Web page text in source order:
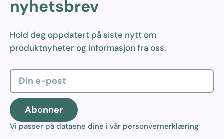
nyhetsbrev
Hold deg oppdatert på siste nytt om
produktnyheter og informasjon fra oss.
Abonner
Vi passer på dataene dine i vår personvernerklæring